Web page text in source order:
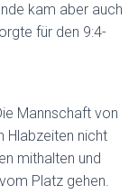
kam aber auch
für den 9:4-
Mannschaft von
Hlabzeiten nicht
mithalten und
Platz gehen.